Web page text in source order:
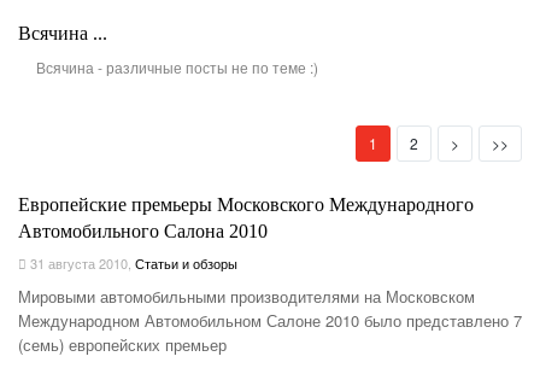
Всячина ...
Всячина - различные посты не по теме :)
1 (current)
2 > >>
Европейские премьеры Московского Международного
Автомобильного Салона 2010
31 августа 2010 Статьи и обзоры
Мировыми автомобильными производителями на Московском
Международном Автомобильном Салоне 2010 было представлено 7
(семь) европейских премьер